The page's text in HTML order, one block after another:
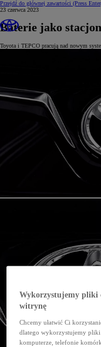
Przejdź do głównej zawartości (Press
23 czerwca 2023
Baterie jako
Toyota i TEPCO pracują nad nowym
Wykorzystujemy pliki
witrynę
Chcemy ułatwić Ci
dlatego wykorzystujemy pliki
komputerze, telefonie